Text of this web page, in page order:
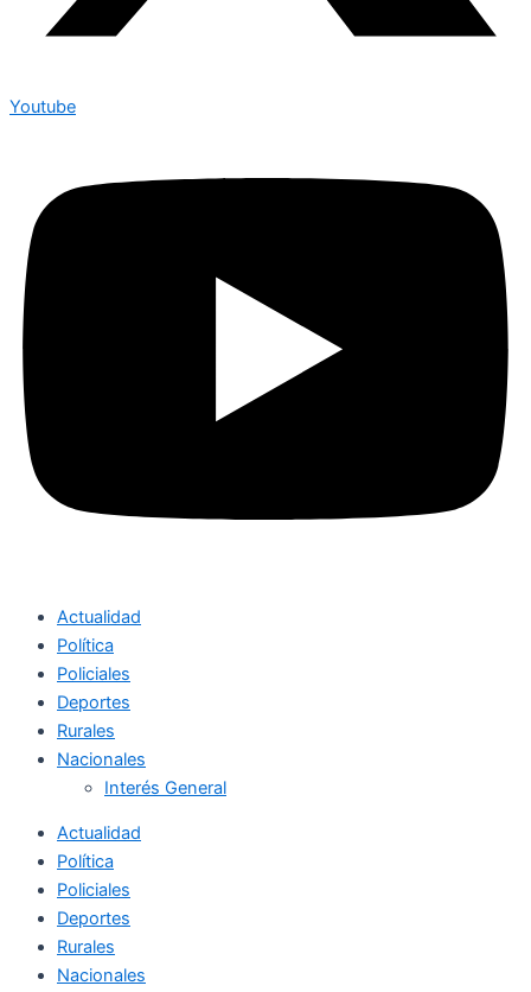
Youtube
Actualidad
Política
Policiales
Deportes
Rurales
Nacionales
Interés General
Actualidad
Política
Policiales
Deportes
Rurales
Nacionales